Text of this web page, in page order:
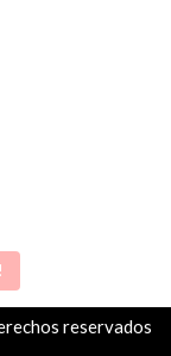
reservados